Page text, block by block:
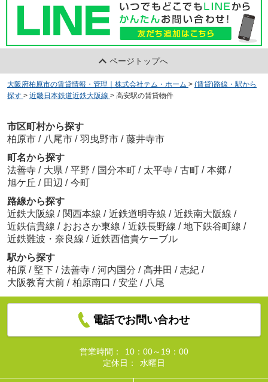
ページトップへ
大阪府柏原市の賃貸情報・管理｜株式会社テム・ホーム > (賃貸)路線・駅から
探す > 近畿日本鉄道近鉄大阪線 > 高安駅の賃貸物件
市区町村から探す
柏原市 / 八尾市 / 羽曳野市 / 藤井寺市
町名から探す
法善寺 / 大県 / 平野 / 国分本町 / 太平寺 / 古町 / 本郷 /
旭ケ丘 / 田辺 / 今町
路線から探す
近鉄大阪線 / 関西本線 / 近鉄道明寺線 / 近鉄南大阪線 /
近鉄信貴線 / おおさか東線 / 近鉄長野線 / 地下鉄谷町線 /
近鉄難波・奈良線 / 近鉄西信貴ケーブル
駅から探す
柏原 / 堅下 / 法善寺 / 河内国分 / 高井田 / 志紀 /
大阪教育大前 / 柏原南口 / 安堂 / 八尾
電話でお問い合わせ
営業時間：
10：00～19：00
定休日：
水曜日